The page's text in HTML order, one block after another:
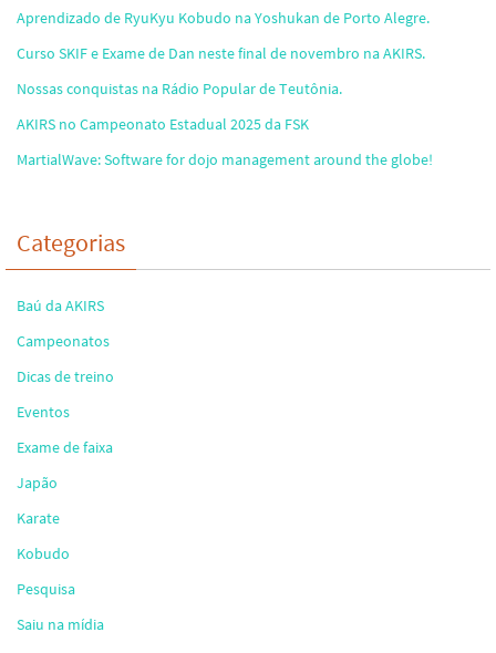
Aprendizado de RyuKyu Kobudo na Yoshukan de Porto Alegre.
Curso SKIF e Exame de Dan neste final de novembro na AKIRS.
Nossas conquistas na Rádio Popular de Teutônia.
AKIRS no Campeonato Estadual 2025 da FSK
MartialWave: Software for dojo management around the globe!
Categorias
Baú da AKIRS
Campeonatos
Dicas de treino
Eventos
Exame de faixa
Japão
Karate
Kobudo
Pesquisa
Saiu na mídia